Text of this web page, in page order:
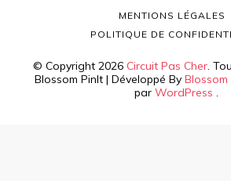
© Copyright 2026 Circuit Pas Cher.
Blossom PinIt | Développé By Blossom
par WordPress
MENTIONS LÉGALES
POLITIQUE DE